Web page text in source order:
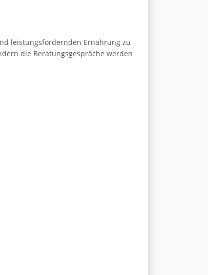
leistungsfördernden Ernährung zu
die Beratungsgespräche werden